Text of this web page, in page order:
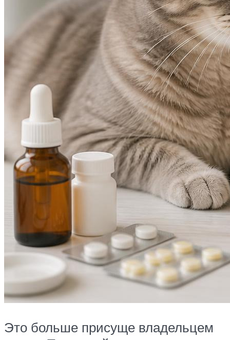
Это больше присуще владельцем